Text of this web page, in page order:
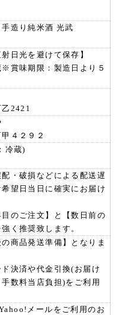
造り純米酒 光武
日光を避けて保存】
※賞味期限：製造日より５
2421
４２９２
冷蔵)
・破損などによる配送遅
望日当日に確実にお届け
のご注文】と【数日前の
く推奨致します。
の商品発送準備】となりま
決済や代金引換(お届け
数料当店負担)をご利用
メールをご利用のお